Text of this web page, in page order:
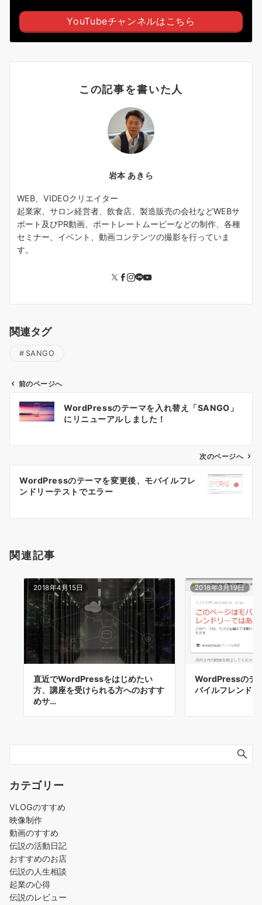
YouTubeチャンネルはこちら
この記事を書いた人
岩本 あきら
WEB、VIDEOクリエイター
起業家、サロン経営者、飲食店、製造販売の会社などWEBサ
ポート及びPR動画、ポートレートムービーなどの制作、各種
セミナー、イベント、動画コンテンツの撮影を行っていま
す。
関連タグ
SANGO
ビ
ン
前のページへ
WordPressのテーマを入れ替え「SANGO」
にリニューアルしました！
次のページへ
WordPressのテーマを変更後、モバイルフレ
ンドリーテストでエラー
関連記事
2018年4月15日
直近でWordPressをはじめたい
方、講座を受けられる方へのおすす
めサ…
2018年3月19日
WordPressのテ
バイルフレンド
カテゴリー
VLOGのすすめ
映像制作
動画のすすめ
伝説の活動日記
おすすめのお店
伝説の人生相談
起業の心得
伝説のレビュー